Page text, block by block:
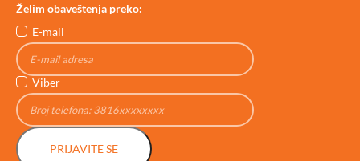
Želim obaveštenja preko:
E-mail
Viber
PRIJAVITE SE